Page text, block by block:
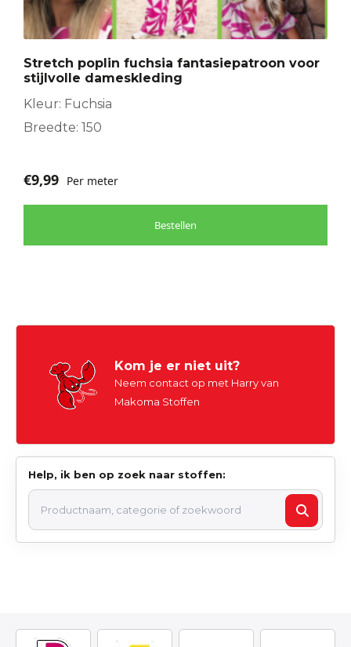
Stretch poplin fuchsia fantasiepatroon voor
stijlvolle dameskleding
Kleur: Fuchsia
Breedte: 150
€9,99 Per meter
Bestellen
Kom je er niet uit?
Neem contact op met Harry van
Makoma Stoffen
Help, ik ben op zoek naar stoffen: